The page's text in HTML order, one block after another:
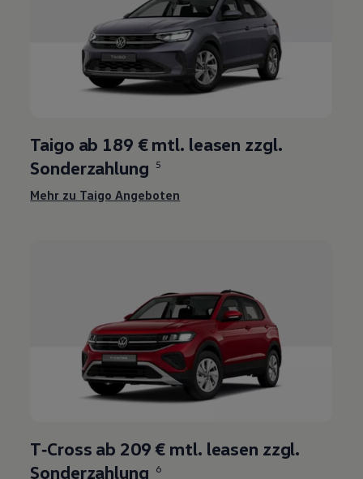
Taigo ab 189 € mtl. leasen zzgl.
Sonderzahlung
5
Mehr zu Taigo Angeboten
T‑Cross ab 209 € mtl. leasen zzgl.
Sonderzahlung
6